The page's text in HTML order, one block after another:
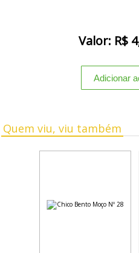
Valor: R$
Quem viu, viu também